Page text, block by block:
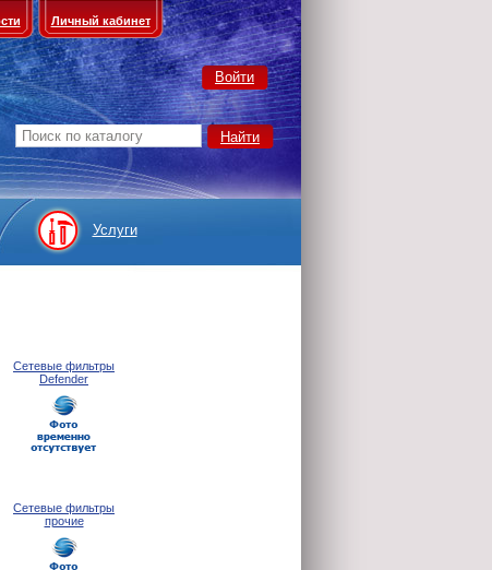
Личный кабинет
Войти
Услуги
Сетевые фильтры
Defender
Сетевые фильтры
прочие